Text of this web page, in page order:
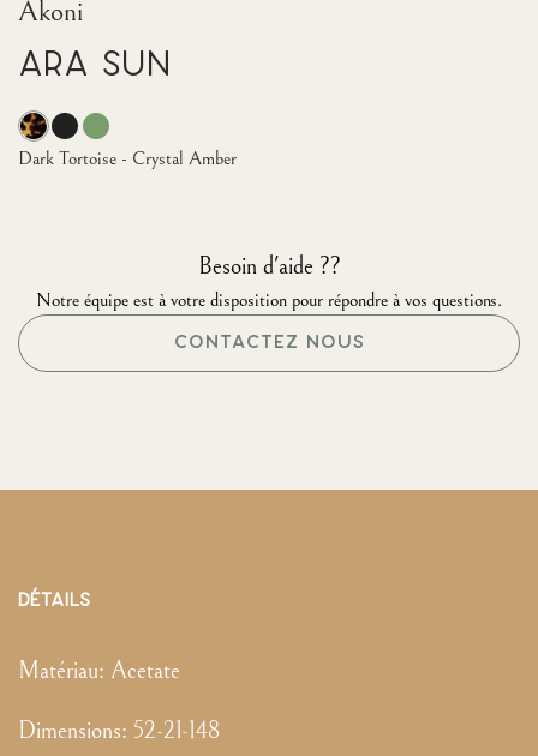
Akoni
Ara Sun
Dark Tortoise - Crystal Amber
Besoin d'aide ??
Notre équipe est à votre disposition pour répondre à vos questions.
CONTACTEZ NOUS
DÉTAILS
Matériau: Acetate
Dimensions: 52-21-148